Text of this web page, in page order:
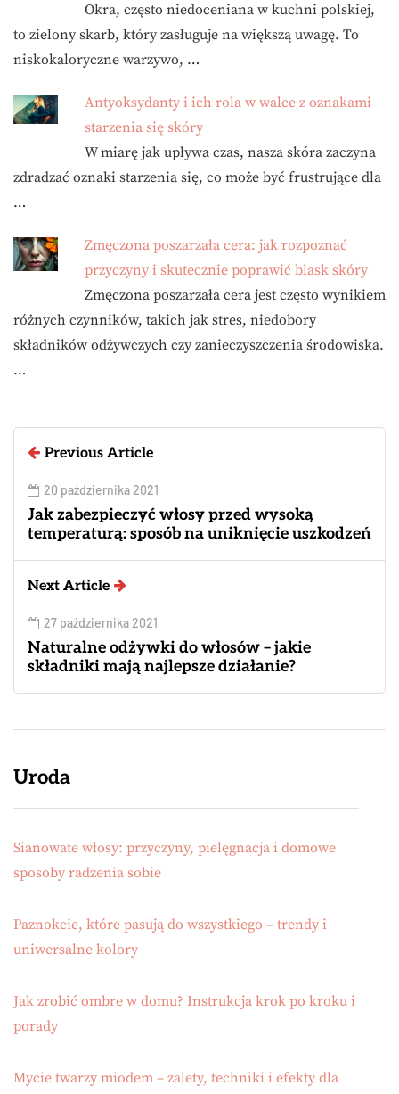
Okra, często niedoceniana w kuchni polskiej,
to zielony skarb, który zasługuje na większą uwagę. To
niskokaloryczne warzywo, …
Antyoksydanty i ich rola w walce z oznakami
starzenia się skóry
W miarę jak upływa czas, nasza skóra zaczyna
zdradzać oznaki starzenia się, co może być frustrujące dla
…
Zmęczona poszarzała cera: jak rozpoznać
przyczyny i skutecznie poprawić blask skóry
Zmęczona poszarzała cera jest często wynikiem
różnych czynników, takich jak stres, niedobory
składników odżywczych czy zanieczyszczenia środowiska.
…
Previous Article
20 października 2021
Jak zabezpieczyć włosy przed wysoką
temperaturą: sposób na uniknięcie uszkodzeń
Next Article
27 października 2021
Naturalne odżywki do włosów – jakie
składniki mają najlepsze działanie?
Uroda
Sianowate włosy: przyczyny, pielęgnacja i domowe
sposoby radzenia sobie
Paznokcie, które pasują do wszystkiego – trendy i
uniwersalne kolory
Jak zrobić ombre w domu? Instrukcja krok po kroku i
porady
Mycie twarzy miodem – zalety, techniki i efekty dla